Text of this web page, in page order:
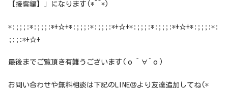
【接客編】」になります(*^^*)
*:;;;:*:;;;:*+☆+*:;;;:*:;;;:*+☆+*:;;;:*:;;;:*+☆+*:;;;:*:
;;;:*+☆+
最後までご覧頂き有難うございます(о´∀`о)
お問い合わせや無料相談は下記のLINE＠より友達追加してね(*